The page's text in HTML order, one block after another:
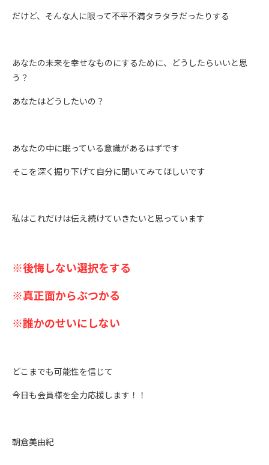
だけど、そんな人に限って不平不満タラタラだったりする
あなたの未来を幸せなものにするために、どうしたらいいと思
う？
あなたはどうしたいの？
あなたの中に眠っている意識があるはずです
そこを深く掘り下げて自分に聞いてみてほしいです
私はこれだけは伝え続けていきたいと思っています
※後悔しない選択をする
※真正面からぶつかる
※誰かのせいにしない
どこまでも可能性を信じて
今日も会員様を全力応援します！！
朝倉美由紀